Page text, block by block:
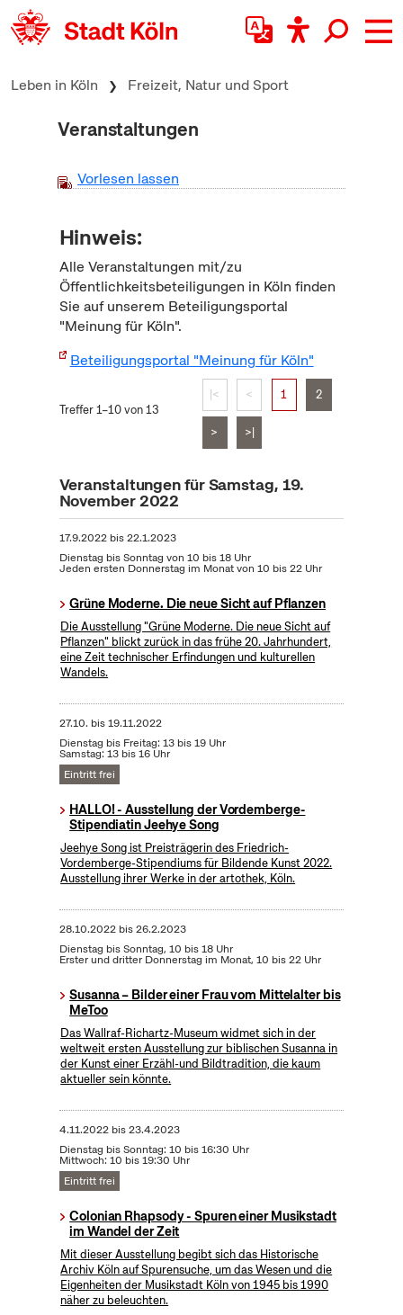
zum Inhalt springen
Leben in Köln Freizeit, Natur und Sport
Veranstaltungen
Vorlesen lassen
Hinweis:
Alle Veranstaltungen mit/zu
Öffentlichkeitsbeteiligungen in Köln finden
Sie auf unserem Beteiligungsportal
"Meinung für Köln".
Beteiligungsportal "Meinung für Köln"
Treffer 1–10 von 13
|< < 1 2
> >|
Veranstaltungen für Samstag, 19.
November 2022
17.9.2022bis22.1.2023
Dienstag bis Sonntag von 10 bis 18 Uhr
Jeden ersten Donnerstag im Monat von 10 bis 22 Uhr
Grüne Moderne. Die neue Sicht auf Pflanzen
Die Ausstellung "Grüne Moderne. Die neue Sicht auf
Pflanzen" blickt zurück in das frühe 20. Jahrhundert,
eine Zeit technischer Erfindungen und kulturellen
Wandels.
27.10. bis19.11.2022
Dienstag bis Freitag: 13 bis 19 Uhr
Samstag: 13 bis 16 Uhr
Eintritt frei
HALLO! - Ausstellung der Vordemberge-
Stipendiatin Jeehye Song
Jeehye Song ist Preisträgerin des Friedrich-
Vordemberge-Stipendiums für Bildende Kunst 2022.
Ausstellung ihrer Werke in der artothek, Köln.
28.10.2022bis26.2.2023
Dienstag bis Sonntag, 10 bis 18 Uhr
Erster und dritter Donnerstag im Monat, 10 bis 22 Uhr
Susanna – Bilder einer Frau vom Mittelalter bis
MeToo
Das Wallraf-Richartz-Museum widmet sich in der
weltweit ersten Ausstellung zur biblischen Susanna in
der Kunst einer Erzähl-und Bildtradition, die kaum
aktueller sein könnte.
4.11.2022bis23.4.2023
Dienstag bis Sonntag: 10 bis 16:30 Uhr
Mittwoch: 10 bis 19:30 Uhr
Eintritt frei
Colonian Rhapsody - Spuren einer Musikstadt
im Wandel der Zeit
Mit dieser Ausstellung begibt sich das Historische
Archiv Köln auf Spurensuche, um das Wesen und die
Eigenheiten der Musikstadt Köln von 1945 bis 1990
näher zu beleuchten.